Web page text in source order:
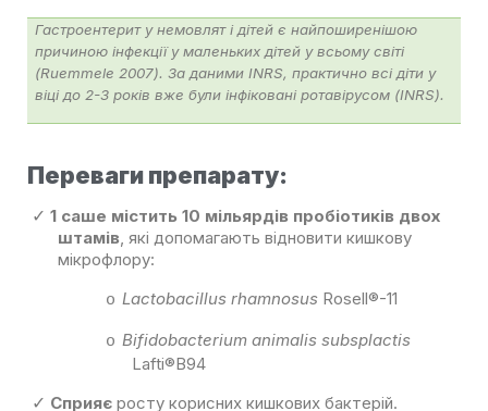
Гастроентерит у немовлят і дітей є найпоширенішою
причиною інфекції у маленьких дітей у всьому світі
(Ruemmele 2007). За даними INRS, практично всі діти у
віці до 2-3 років вже були інфіковані ротавірусом (INRS).
Переваги препарату:
✓ 1 саше містить 10 мільярдів пробіотиків двох
штамів, які допомагають відновити кишкову
мікрофлору:
o Lactobacillus rhamnosus Rosell®-11
o Bifidobacterium animalis subsplactis
Lafti®B94
✓ Сприяєросту корисних кишкових бактерій.